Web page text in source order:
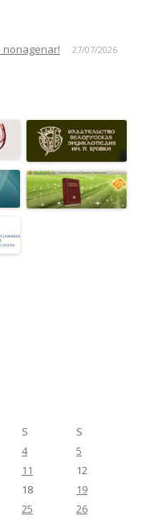
nonagenar! 27/07/2026
S S
4
5
11
12
18
19
25
26